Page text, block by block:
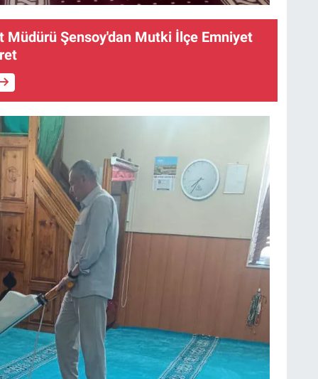
Müdürü Şensoy'dan Mutki İlçe Emniyet